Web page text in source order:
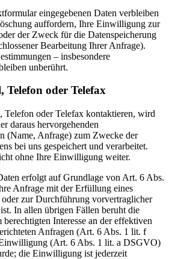
eingegebenen Daten verbleiben
auffordern, Ihre Einwilligung zur
der Zweck für die Datenspeicherung
Bearbeitung Ihrer Anfrage).
– insbesondere
unberührt.
oder Telefax
Telefon oder Telefax kontaktieren, wird
daraus hervorgehenden
(Name, Anfrage) zum Zwecke der
bei uns gespeichert und verarbeitet.
ohne Ihre Einwilligung weiter.
erfolgt auf Grundlage von Art. 6 Abs.
Anfrage mit der Erfüllung eines
oder zur Durchführung vorvertraglicher
In allen übrigen Fällen beruht die
Interesse an der effektiven
Anfragen (Art. 6 Abs. 1 lit. f
(Art. 6 Abs. 1 lit. a DSGVO)
die Einwilligung ist jederzeit